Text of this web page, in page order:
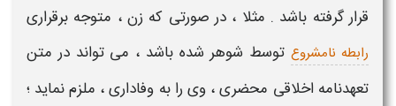
قرار گرفته باشد . مثلا ، در صورتی که زن ، متوجه برقراری
رابطه نامشروع توسط شوهر شده باشد ، می تواند در متن
تعهدنامه اخلاقی محضری، وی را به وفاداری ، ملزم نماید ؛